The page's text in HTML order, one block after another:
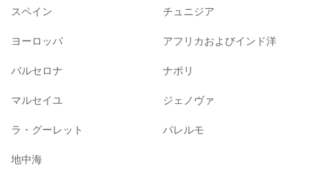
スペイン チュニジア
ヨーロッパ アフリカおよびインド洋
バルセロナ ナポリ
マルセイユ ジェノヴァ
ラ・グーレット パレルモ
地中海